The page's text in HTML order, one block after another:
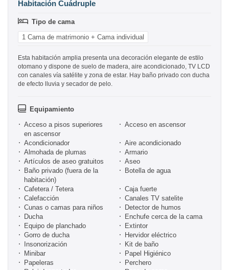
Habitación Cuádruple
Tipo de cama
1 Cama de matrimonio + Cama individual
Esta habitación amplia presenta una decoración elegante de estilo
otomano y dispone de suelo de madera, aire acondicionado, TV LCD
con canales vía satélite y zona de estar. Hay baño privado con ducha
de efecto lluvia y secador de pelo.
Equipamiento
Acceso a pisos superiores
en ascensor
Acceso en ascensor
Acondicionador
Aire acondicionado
Almohada de plumas
Armario
Artículos de aseo gratuitos
Aseo
Baño privado (fuera de la
habitación)
Botella de agua
Cafetera / Tetera
Caja fuerte
Calefacción
Canales TV satelite
Cunas o camas para niños
Detector de humos
Ducha
Enchufe cerca de la cama
Equipo de planchado
Extintor
Gorro de ducha
Hervidor eléctrico
Insonorización
Kit de baño
Minibar
Papel Higiénico
Papeleras
Perchero